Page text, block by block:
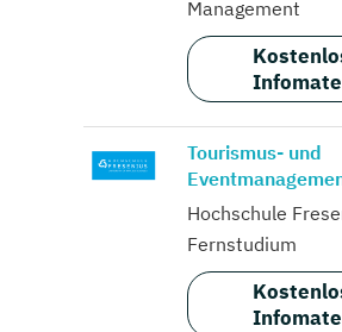
Management
Tourismus- und
Hochschule
Fernstudium